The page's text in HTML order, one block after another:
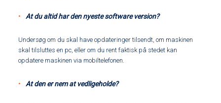
At du altid har den nyeste software version?
Undersøg om du skal have opdateringer tilsendt, om maskinen
skal tilsluttes en pc, eller om du rent faktisk på stedet kan
opdatere maskinen via mobiltelefonen.
At den er nem at vedligeholde?